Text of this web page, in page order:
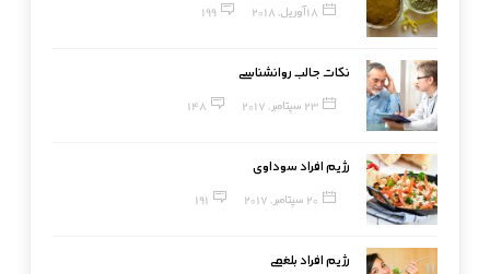
18 آوریل, 2018 199
نکات جالب روانشناسی
23 سپتامبر, 2017 148
رژیم افراد سوداوی
20 سپتامبر, 2017 191
رژیم افراد بلغمی